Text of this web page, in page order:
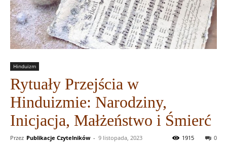
Hinduizm
Rytuały Przejścia w
Hinduizmie: Narodziny,
Inicjacja, Małżeństwo i Śmierć
Przez Publikacje Czytelników - 9 listopada, 2023 0
1915